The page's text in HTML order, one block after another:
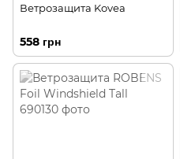
Ветрозащита Kovea
558 грн